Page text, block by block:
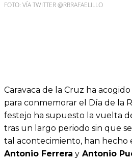
FOTO: VÍA TWITTER @RRRAFAELILLO
Caravaca de la Cruz ha
para conmemorar el Día de la
festejo ha supuesto la vuelta
tras un largo periodo sin que
tal acontecimiento, han hecho
Antonio Ferrera y Antonio